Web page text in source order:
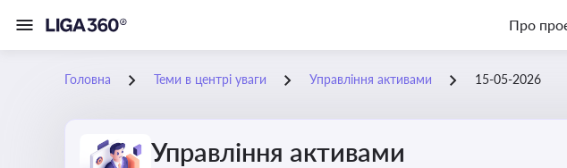
Про
Головна Теми в центрі уваги Управління активами 15-05-2026
Управління активами